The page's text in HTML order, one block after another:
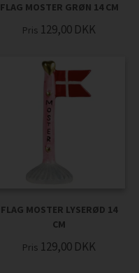
FLAG MOSTER GRØN 14 CM
Pris 129,00 DKK
FLAG MOSTER LYSERØD 14
CM
Pris 129,00 DKK